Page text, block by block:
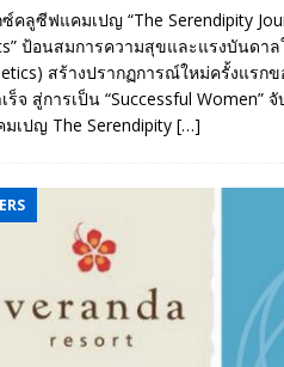
คลูซีฟแคมเปญ “The Serendipity
ป้อนสมการความสุขและแรงบันดาล
สร้างปรากฏการณ์ใหม่ครั้งแรก
สู่การเป็น “Successful Women”
เปญ The Serendipity […]